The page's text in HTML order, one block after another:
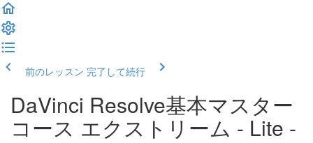
前のレッスン 完了して続行
DaVinci Resolve基本マスター
コース エクストリーム - Lite -